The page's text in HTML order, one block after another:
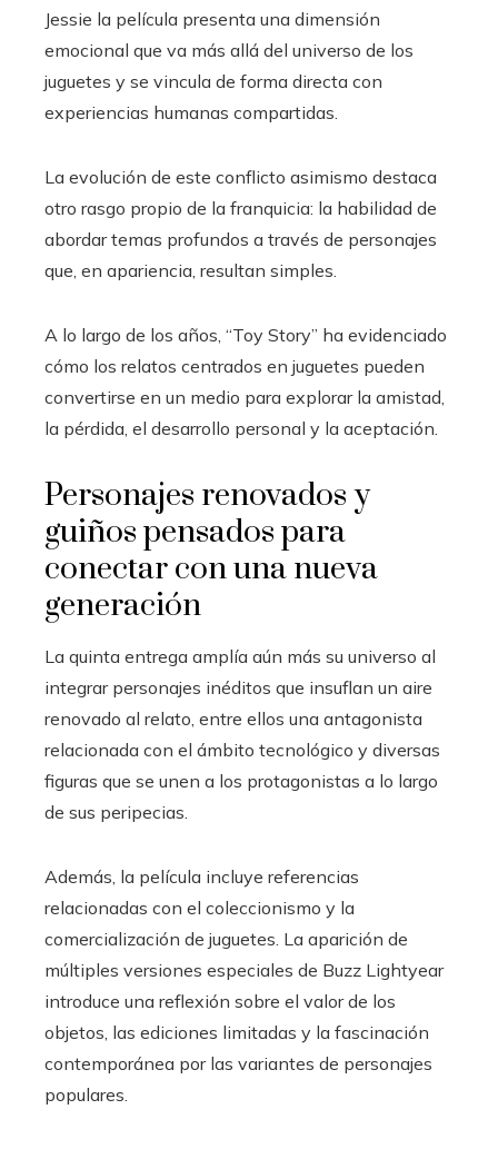
Jessie la película presenta una dimensión
emocional que va más allá del universo de los
juguetes y se vincula de forma directa con
experiencias humanas compartidas.
La evolución de este conflicto asimismo destaca
otro rasgo propio de la franquicia: la habilidad de
abordar temas profundos a través de personajes
que, en apariencia, resultan simples.
A lo largo de los años, “Toy Story” ha evidenciado
cómo los relatos centrados en juguetes pueden
convertirse en un medio para explorar la amistad,
la pérdida, el desarrollo personal y la aceptación.
Personajes renovados y
guiños pensados para
conectar con una nueva
generación
La quinta entrega amplía aún más su universo al
integrar personajes inéditos que insuflan un aire
renovado al relato, entre ellos una antagonista
relacionada con el ámbito tecnológico y diversas
figuras que se unen a los protagonistas a lo largo
de sus peripecias.
Además, la película incluye referencias
relacionadas con el coleccionismo y la
comercialización de juguetes. La aparición de
múltiples versiones especiales de Buzz Lightyear
introduce una reflexión sobre el valor de los
objetos, las ediciones limitadas y la fascinación
contemporánea por las variantes de personajes
populares.